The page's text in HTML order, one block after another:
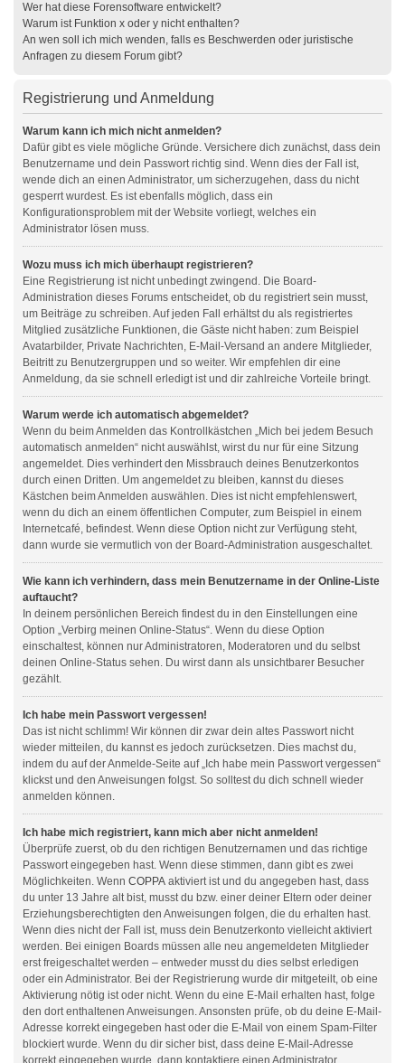
Wer hat diese Forensoftware entwickelt?
Warum ist Funktion x oder y nicht enthalten?
An wen soll ich mich wenden, falls es Beschwerden oder juristische
Anfragen zu diesem Forum gibt?
Registrierung und Anmeldung
Warum kann ich mich nicht anmelden?
Dafür gibt es viele mögliche Gründe. Versichere dich zunächst, dass dein
Benutzername und dein Passwort richtig sind. Wenn dies der Fall ist,
wende dich an einen Administrator, um sicherzugehen, dass du nicht
gesperrt wurdest. Es ist ebenfalls möglich, dass ein
Konfigurationsproblem mit der Website vorliegt, welches ein
Administrator lösen muss.
Wozu muss ich mich überhaupt registrieren?
Eine Registrierung ist nicht unbedingt zwingend. Die Board-
Administration dieses Forums entscheidet, ob du registriert sein musst,
um Beiträge zu schreiben. Auf jeden Fall erhältst du als registriertes
Mitglied zusätzliche Funktionen, die Gäste nicht haben: zum Beispiel
Avatarbilder, Private Nachrichten, E-Mail-Versand an andere Mitglieder,
Beitritt zu Benutzergruppen und so weiter. Wir empfehlen dir eine
Anmeldung, da sie schnell erledigt ist und dir zahlreiche Vorteile bringt.
Warum werde ich automatisch abgemeldet?
Wenn du beim Anmelden das Kontrollkästchen „Mich bei jedem Besuch
automatisch anmelden“ nicht auswählst, wirst du nur für eine Sitzung
angemeldet. Dies verhindert den Missbrauch deines Benutzerkontos
durch einen Dritten. Um angemeldet zu bleiben, kannst du dieses
Kästchen beim Anmelden auswählen. Dies ist nicht empfehlenswert,
wenn du dich an einem öffentlichen Computer, zum Beispiel in einem
Internetcafé, befindest. Wenn diese Option nicht zur Verfügung steht,
dann wurde sie vermutlich von der Board-Administration ausgeschaltet.
Wie kann ich verhindern, dass mein Benutzername in der Online-Liste
auftaucht?
In deinem persönlichen Bereich findest du in den Einstellungen eine
Option „Verbirg meinen Online-Status“. Wenn du diese Option
einschaltest, können nur Administratoren, Moderatoren und du selbst
deinen Online-Status sehen. Du wirst dann als unsichtbarer Besucher
gezählt.
Ich habe mein Passwort vergessen!
Das ist nicht schlimm! Wir können dir zwar dein altes Passwort nicht
wieder mitteilen, du kannst es jedoch zurücksetzen. Dies machst du,
indem du auf der Anmelde-Seite auf „Ich habe mein Passwort vergessen“
klickst und den Anweisungen folgst. So solltest du dich schnell wieder
anmelden können.
Ich habe mich registriert, kann mich aber nicht anmelden!
Überprüfe zuerst, ob du den richtigen Benutzernamen und das richtige
Passwort eingegeben hast. Wenn diese stimmen, dann gibt es zwei
Möglichkeiten. Wenn COPPA aktiviert ist und du angegeben hast, dass
du unter 13 Jahre alt bist, musst du bzw. einer deiner Eltern oder deiner
Erziehungsberechtigten den Anweisungen folgen, die du erhalten hast.
Wenn dies nicht der Fall ist, muss dein Benutzerkonto vielleicht aktiviert
werden. Bei einigen Boards müssen alle neu angemeldeten Mitglieder
erst freigeschaltet werden – entweder musst du dies selbst erledigen
oder ein Administrator. Bei der Registrierung wurde dir mitgeteilt, ob eine
Aktivierung nötig ist oder nicht. Wenn du eine E-Mail erhalten hast, folge
den dort enthaltenen Anweisungen. Ansonsten prüfe, ob du deine E-Mail-
Adresse korrekt eingegeben hast oder die E-Mail von einem Spam-Filter
blockiert wurde. Wenn du dir sicher bist, dass deine E-Mail-Adresse
korrekt eingegeben wurde, dann kontaktiere einen Administrator.